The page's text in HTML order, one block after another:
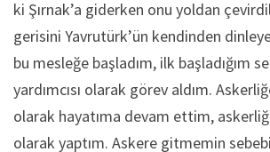
ki Şırnak’a giderken onu yoldan
gerisini Yavrutürk’ün kendinden
bu mesleğe başladım, ilk başladığım
yardımcısı olarak görev aldım.
olarak hayatıma devam ettim,
olarak yaptım. Askere gitmemin